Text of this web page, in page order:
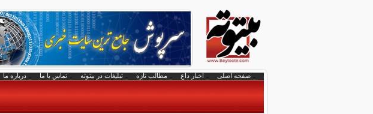
صفحه اصلی اخبار داغ مطالب تازه تبلیغات در بیتوته تماس با ما درباره ما